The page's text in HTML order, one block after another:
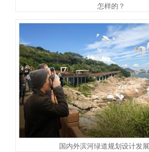
怎样的？
国内外滨河绿道规划设计发